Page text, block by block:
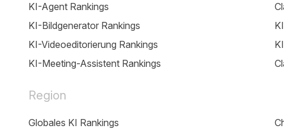
KI-Agent Rankings
KI-Bildgenerator Rankings
KI-Videoeditorierung Rankings
KI-Meeting-Assistent Rankings
Region
Globales KI Rankings